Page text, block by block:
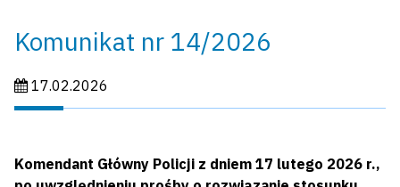
Komunikat nr 14/2026
Data publikacji:
17.02.2026
Komendant Główny Policji z dniem 17 lutego 2026 r.,